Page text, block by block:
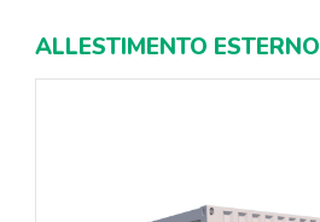
ALLESTIMENTO ESTERNO